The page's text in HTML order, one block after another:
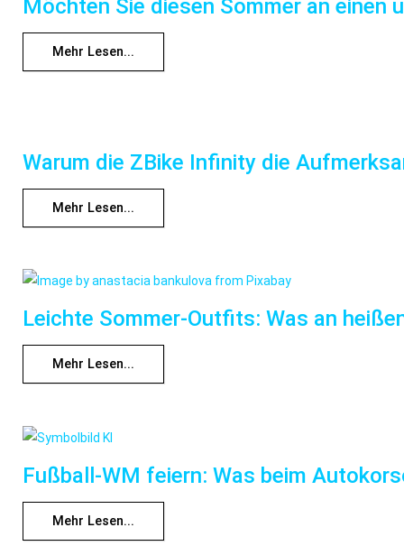
Möchten Sie diesen Sommer an einen
Mehr Lesen...
Warum die ZBike Infinity die
Mehr Lesen...
Leichte Sommer-Outfits: Was an
Mehr Lesen...
Fußball-WM feiern: Was beim
Mehr Lesen...